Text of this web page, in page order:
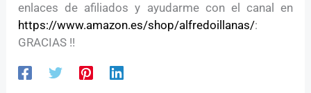
enlaces de afiliados y ayudarme con el canal en
https://www.amazon.es/shop/alfredoillanas/:
GRACIAS !!